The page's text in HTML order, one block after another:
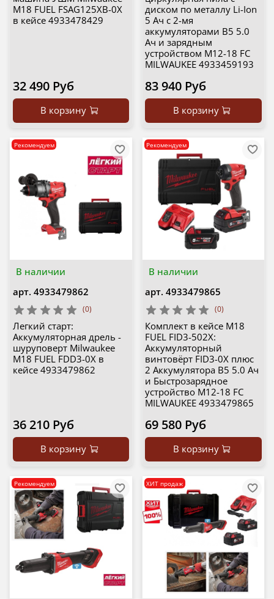
M18 FUEL FSAG125XB-0X
в кейсе 4933478429
32 490 Руб
В корзину
диском по металлу Li-Ion
5 Ач с 2-мя
аккумуляторами B5 5.0
Ач и зарядным
устройством M12-18 FC
MILWAUKEE 4933459193
83 940 Руб
В корзину
В наличии
Рекомендуем
арт. 4933479862
(0)
Легкий старт:
Аккумуляторная дрель -
шуруповерт Milwaukee
M18 FUEL FDD3-0X в
кейсе 4933479862
36 210 Руб
В корзину
В наличии
Рекомендуем
арт. 4933479865
(0)
Комплект в кейсе M18
FUEL FID3-502X:
Аккумуляторный
винтовёрт FID3-0X плюс
2 Аккумулятора B5 5.0 Ач
и Быстрозарядное
устройство M12-18 FC
MILWAUKEE 4933479865
69 580 Руб
В корзину
Рекомендуем ХИТ продаж